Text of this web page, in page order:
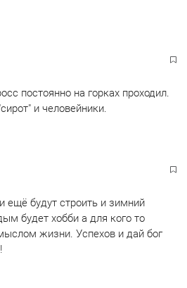
постоянно на горках проходил.
и человейники.
ещё будут строить и зимний
будет хобби а для кого то
жизни. Успехов и дай бог